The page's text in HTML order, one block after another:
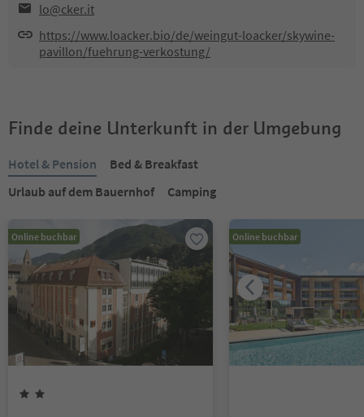
lo@cker.it
https://www.loacker.bio/de/weingut-loacker/skywine-
pavillon/fuehrung-verkostung/
Finde deine Unterkunft in der Umgebung
Hotel & Pension
Bed & Breakfast
Urlaub auf dem Bauernhof
Camping
Online buchbar Online buchbar